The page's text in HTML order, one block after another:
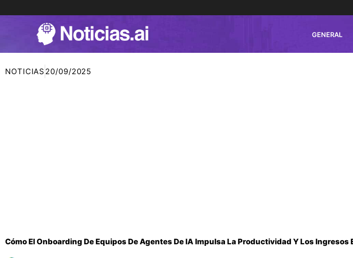
GENERAL
NOTICIAS 20/09/2025
Cómo El Onboarding De Equipos De Agentes De IA Impulsa La Productividad Y Los Ingresos